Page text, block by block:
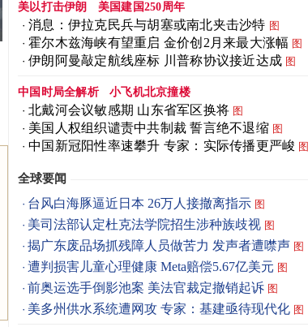
美以打击伊朗 美国建国250周年
消息：伊拉克民兵与胡塞或南北夹击沙特 图
霍尔木兹海峡有望重启 金价创2月来最大涨幅 图
伊朗阿曼敲定航线座标 川普称协议接近达成 图
中国时局全解析 小飞机北京撞楼
北戴河会议敏感期 山东省军区换将 图
美国人权组织谴责中共制裁 誓言绝不退缩 图
中国新冠阳性率速攀升 专家：实际传播更严峻 图
全球要闻
台风白海豚逼近日本 26万人接撤离指示 图
美司法部认定杜克法学院招生涉种族歧视 图
揭广东废品场抓残障人员做苦力 发声者遭噤声 图
遭判损害儿童心理健康 Meta赔偿5.67亿美元 图
前奥运选手倒影池案 美法官裁定撤销起诉 图
美多州供水系统遭网攻 专家：基建亟待现代化 图